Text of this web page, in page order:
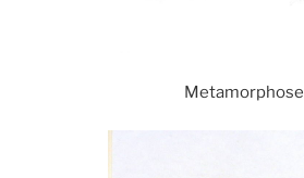
Metamorphose